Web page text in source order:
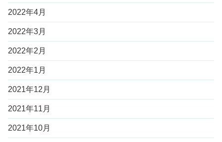
2022年4月
2022年3月
2022年2月
2022年1月
2021年12月
2021年11月
2021年10月